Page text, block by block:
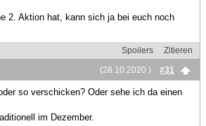
2. Aktion hat, kann sich ja bei euch noch
Spoilers
Zitieren
(28.10.2020 )
#31
so verschicken? Oder sehe ich da einen
im Dezember.